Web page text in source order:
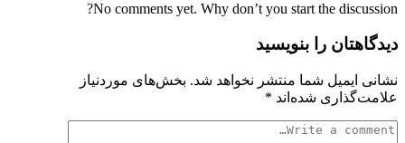
No comments yet. Why don’t you start the discussion?
دیدگاهتان را بنویسید
نشانی ایمیل شما منتشر نخواهد شد. بخش‌های موردنیاز
علامت‌گذاری شده‌اند *